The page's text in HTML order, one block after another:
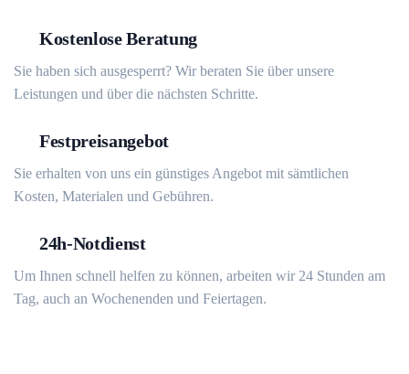
Kostenlose Beratung
Sie haben sich ausgesperrt? Wir beraten Sie über unsere
Leistungen und über die nächsten Schritte.
Festpreisangebot
Sie erhalten von uns ein günstiges Angebot mit sämtlichen
Kosten, Materialen und Gebühren.
24h-Notdienst
Um Ihnen schnell helfen zu können, arbeiten wir 24 Stunden am
Tag, auch an Wochenenden und Feiertagen.